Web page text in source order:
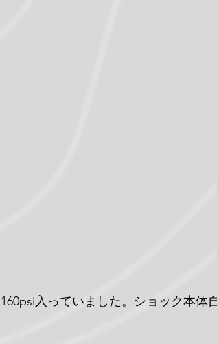
入っていました。ショック本体